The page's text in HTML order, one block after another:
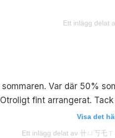
Ett inlägg delat
Var där 50%
fint arrangerat. Tack
Visa det
Ett inlägg delat av 卄ㄩ丂乇